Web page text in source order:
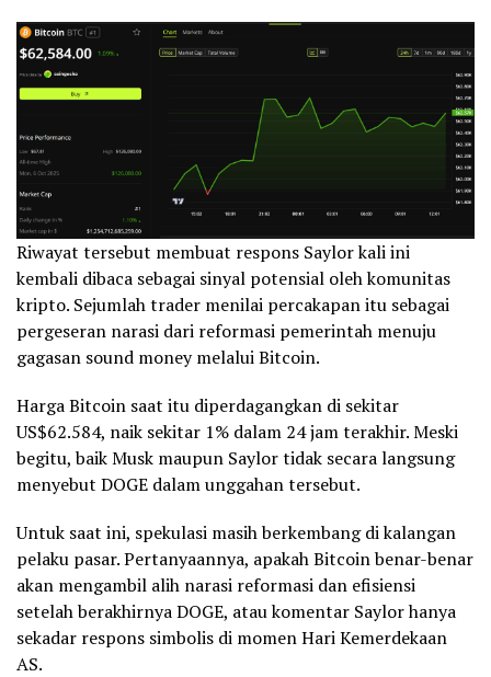
Riwayat tersebut membuat respons Saylor kali ini
kembali dibaca sebagai sinyal potensial oleh komunitas
kripto. Sejumlah trader menilai percakapan itu sebagai
pergeseran narasi dari reformasi pemerintah menuju
gagasan sound money melalui Bitcoin.
Harga Bitcoin saat itu diperdagangkan di sekitar
US$62.584, naik sekitar 1% dalam 24 jam terakhir. Meski
begitu, baik Musk maupun Saylor tidak secara langsung
menyebut DOGE dalam unggahan tersebut.
Untuk saat ini, spekulasi masih berkembang di kalangan
pelaku pasar. Pertanyaannya, apakah Bitcoin benar-benar
akan mengambil alih narasi reformasi dan efisiensi
setelah berakhirnya DOGE, atau komentar Saylor hanya
sekadar respons simbolis di momen Hari Kemerdekaan
AS.